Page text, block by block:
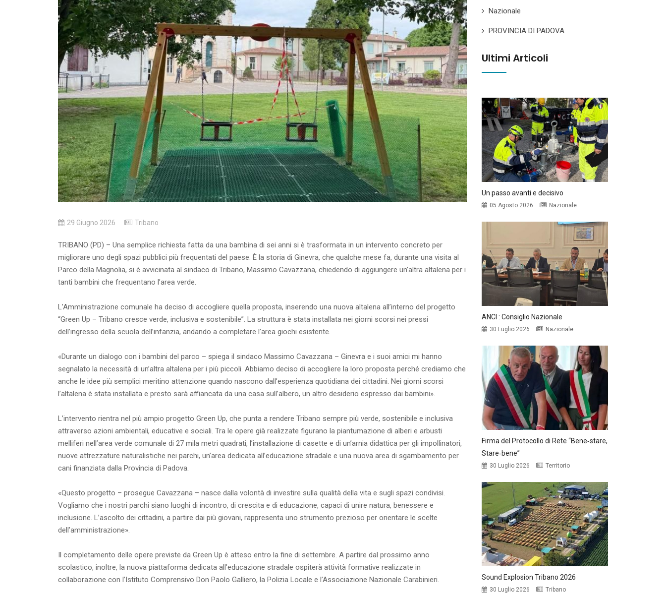
29 Giugno 2026 Tribano
TRIBANO (PD) – Una semplice richiesta fatta da una bambina di sei anni si è trasformata in un intervento concreto per
migliorare uno degli spazi pubblici più frequentati del paese. È la storia di Ginevra, che qualche mese fa, durante una visita al
Parco della Magnolia, si è avvicinata al sindaco di Tribano, Massimo Cavazzana, chiedendo di aggiungere un’altra altalena per i
tanti bambini che frequentano l’area verde.
L’Amministrazione comunale ha deciso di accogliere quella proposta, inserendo una nuova altalena all’interno del progetto
“Green Up – Tribano cresce verde, inclusiva e sostenibile”. La struttura è stata installata nei giorni scorsi nei pressi
dell’ingresso della scuola dell’infanzia, andando a completare l’area giochi esistente.
«Durante un dialogo con i bambini del parco – spiega il sindaco Massimo Cavazzana – Ginevra e i suoi amici mi hanno
segnalato la necessità di un’altra altalena per i più piccoli. Abbiamo deciso di accogliere la loro proposta perché crediamo che
anche le idee più semplici meritino attenzione quando nascono dall’esperienza quotidiana dei cittadini. Nei giorni scorsi
l’altalena è stata installata e presto sarà affiancata da una casa sull’albero, un altro desiderio espresso dai bambini».
L’intervento rientra nel più ampio progetto Green Up, che punta a rendere Tribano sempre più verde, sostenibile e inclusiva
attraverso azioni ambientali, educative e sociali. Tra le opere già realizzate figurano la piantumazione di alberi e arbusti
melliferi nell’area verde comunale di 27 mila metri quadrati, l’installazione di casette e di un’arnia didattica per gli impollinatori,
nuove attrezzature naturalistiche nei parchi, un’area dedicata all’educazione stradale e una nuova area di sgambamento per
cani finanziata dalla Provincia di Padova.
«Questo progetto – prosegue Cavazzana – nasce dalla volontà di investire sulla qualità della vita e sugli spazi condivisi.
Vogliamo che i nostri parchi siano luoghi di incontro, di crescita e di educazione, capaci di unire natura, benessere e
inclusione. L’ascolto dei cittadini, a partire dai più giovani, rappresenta uno strumento prezioso per orientare le scelte
dell’amministrazione».
Il completamento delle opere previste da Green Up è atteso entro la fine di settembre. A partire dal prossimo anno
scolastico, inoltre, la nuova piattaforma dedicata all’educazione stradale ospiterà attività formative realizzate in
collaborazione con l’Istituto Comprensivo Don Paolo Galliero, la Polizia Locale e l’Associazione Nazionale Carabinieri.
Nazionale
PROVINCIA DI PADOVA
Ultimi Articoli
Un passo avanti e decisivo
05 Agosto 2026 Nazionale
ANCI : Consiglio Nazionale
30 Luglio 2026 Nazionale
Firma del Protocollo di Rete “Bene‑stare,
Stare‑bene”
30 Luglio 2026 Territorio
Sound Explosion Tribano 2026
30 Luglio 2026 Tribano